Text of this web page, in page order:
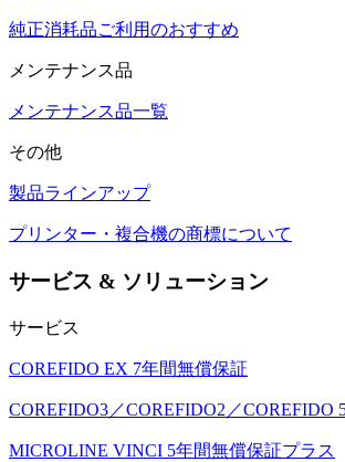
純正消耗品ご利用のおすすめ
メンテナンス品
メンテナンス品一覧
その他
製品ラインアップ
プリンター・複合機の商標について
サービス & ソリューション
サービス
COREFIDO EX 7年間無償保証
COREFIDO3／COREFIDO2／COREFIDO
MICROLINE VINCI 5年間無償保証プラス